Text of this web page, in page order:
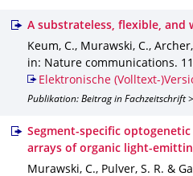
A substrateless, flexible,
Keum, C., Murawski, C.,
in: Nature communications. 11
Elektronische (Volltext-
Publikation: Beitrag in Fachzeitschrift
Segment-specific
arrays of organic light-
Murawski, C., Pulver, S. R. &